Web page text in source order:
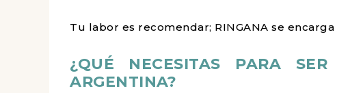
Tu labor es recomendar; RINGANA se
¿QUÉ NECESITAS PARA
ARGENTINA?